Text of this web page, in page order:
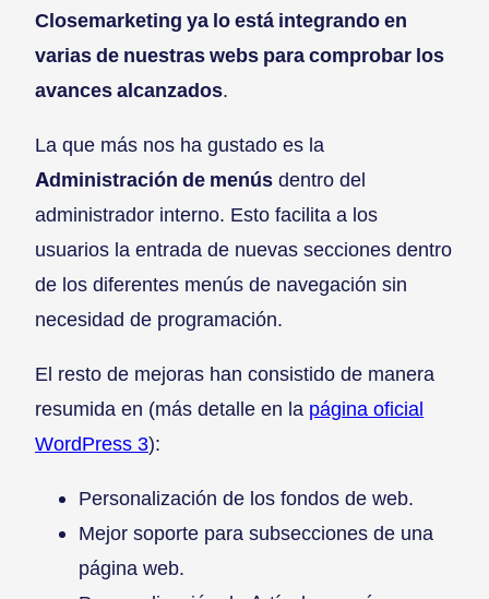
Closemarketing ya lo está integrando en
varias de nuestras webs para comprobar los
avances alcanzados.
La que más nos ha gustado es la
Administración de menús dentro del
administrador interno. Esto facilita a los
usuarios la entrada de nuevas secciones dentro
de los diferentes menús de navegación sin
necesidad de programación.
El resto de mejoras han consistido de manera
resumida en (más detalle en la página oficial
WordPress 3):
Personalización de los fondos de web.
Mejor soporte para subsecciones de una
página web.